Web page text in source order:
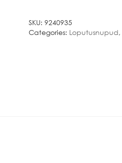
SKU: 9240935
Categories: Loputusnupud,